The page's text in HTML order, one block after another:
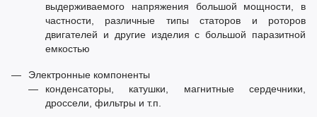
выдерживаемого напряжения большой мощности, в
частности, различные типы статоров и роторов
двигателей и другие изделия с большой паразитной
емкостью
Электронные компоненты
конденсаторы, катушки, магнитные сердечники,
дроссели, фильтры и т.п.